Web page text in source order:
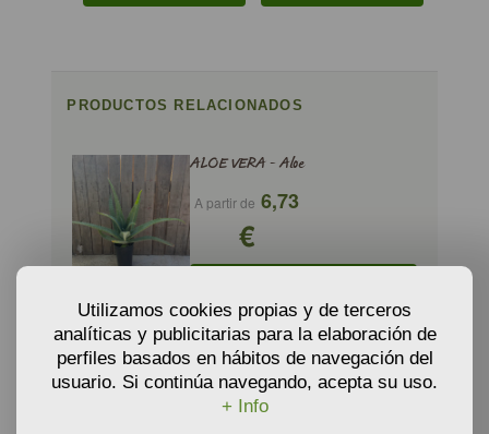
PRODUCTOS RELACIONADOS
ALOE VERA - Aloe
A partir de 6,73
€
ALOYSIA TRIPHYLLA - Hierba Luisa,
Cedrón
Utilizamos cookies propias y de terceros
analíticas y publicitarias para la elaboración de
perfiles basados en hábitos de navegación del
usuario. Si continúa navegando, acepta su uso.
+ Info